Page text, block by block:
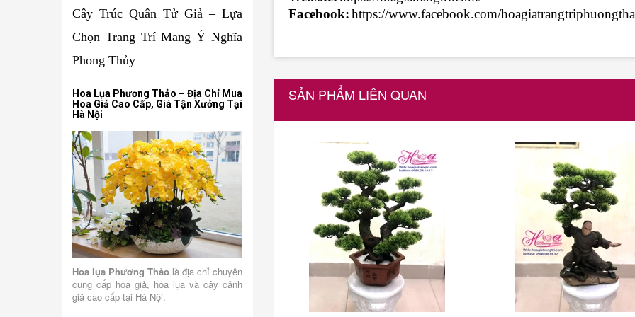
Facebook:https://www.facebook.com/
SẢN PHẨM LIÊN QUAN
Cây Trúc Quân Tử Giả – Lựa
Chọn Trang Trí Mang Ý Nghĩa
Phong Thủy
Hoa Lụa Phương Thảo – Địa Chỉ Mua
Hoa Giả Cao Cấp, Giá Tận Xưởng Tại
Hà Nội
Hoa lụa Phương Thảo là địa chỉ chuyên
cung cấp hoa giả, hoa lụa và cây cảnh
giả cao cấp tại Hà Nội.